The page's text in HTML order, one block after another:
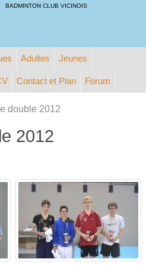
BADMINTON CLUB VICINOIS
Adultes Jeunes
Contact et Plan Forum
double 2012
2012